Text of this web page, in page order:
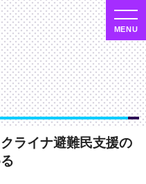
ライナ避難民支援の